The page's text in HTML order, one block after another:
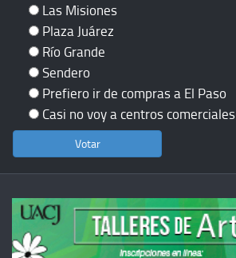
Las Misiones
Plaza Juárez
Río Grande
Sendero
Prefiero ir de compras a El Paso
Casi no voy a centros comerciales